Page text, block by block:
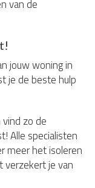
van de
jouw woning in
je de beste hulp
zo de
Alle specialisten
meer het isoleren
verzekert je van